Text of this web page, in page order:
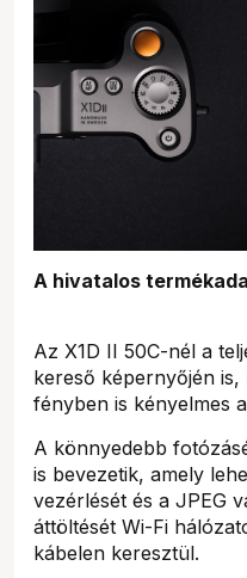
A hivatalos
Az X1D II 50C-nél a
kereső képernyőjén
fényben is kényelmes
A könnyedebb
is bevezetik, amely
vezérlését és a JPEG
áttöltését Wi-Fi
kábelen keresztül.